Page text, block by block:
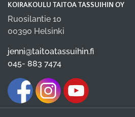
KOIRAKOULU TAITOA TASSUIHIN OY
Ruosilantie 10
00390 Helsinki
jenni@taitoatassuihin.fi
045- 883 7474